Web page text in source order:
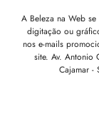
A Beleza na Web
digitação ou
nos e-mails
site. Av. Antonio
Cajamar -